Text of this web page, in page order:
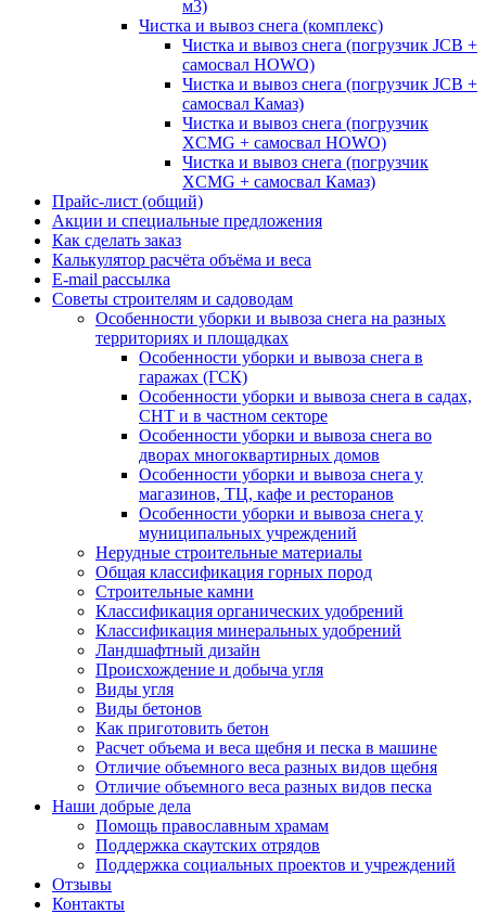
м3)
Чистка и вывоз снега (комплекс)
Чистка и вывоз снега (погрузчик JCB +
самосвал HOWO)
Чистка и вывоз снега (погрузчик JCB +
самосвал Камаз)
Чистка и вывоз снега (погрузчик
XCMG + самосвал HOWO)
Чистка и вывоз снега (погрузчик
XCMG + самосвал Камаз)
Прайс-лист (общий)
Акции и специальные предложения
Как сделать заказ
Калькулятор расчёта объёма и веса
E-mail рассылка
Советы строителям и садоводам
Особенности уборки и вывоза снега на разных
территориях и площадках
Особенности уборки и вывоза снега в
гаражах (ГСК)
Особенности уборки и вывоза снега в садах,
СНТ и в частном секторе
Особенности уборки и вывоза снега во
дворах многоквартирных домов
Особенности уборки и вывоза снега у
магазинов, ТЦ, кафе и ресторанов
Особенности уборки и вывоза снега у
муниципальных учреждений
Нерудные строительные материалы
Общая классификация горных пород
Строительные камни
Классификация органических удобрений
Классификация минеральных удобрений
Ландшафтный дизайн
Происхождение и добыча угля
Виды угля
Виды бетонов
Как приготовить бетон
Расчет объема и веса щебня и песка в машине
Отличие объемного веса разных видов щебня
Отличие объемного веса разных видов песка
Наши добрые дела
Помощь православным храмам
Поддержка скаутских отрядов
Поддержка социальных проектов и учреждений
Отзывы
Контакты